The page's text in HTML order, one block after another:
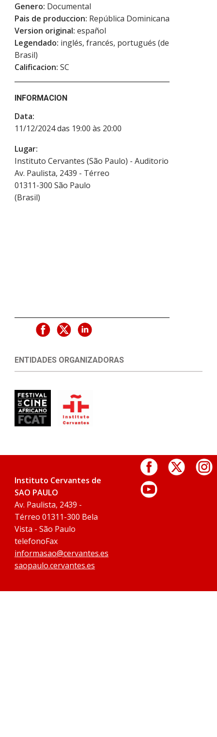
Genero: Documental
Pais de produccion: República Dominicana
Version original: español
Legendado: inglés, francés, portugués (de
Brasil)
Calificacion: SC
INFORMACION
Data:
11/12/2024 das 19:00 às 20:00
Lugar:
Instituto Cervantes (São Paulo) - Auditorio
Av. Paulista, 2439 - Térreo
01311-300 São Paulo
(Brasil)
ENTIDADES ORGANIZADORAS
Instituto Cervantes de
SAO PAULO
Av. Paulista, 2439 -
Térreo 01311-300 Bela
Vista - São Paulo
telefonoFax
informasao@cervantes.es
saopaulo.cervantes.es